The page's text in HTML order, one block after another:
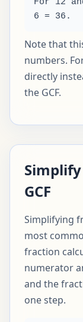
6 = 36.
Note that
numbers.
directly
the GCF.
GCF
Simplifying
most
fraction
numerator
and the
one step.